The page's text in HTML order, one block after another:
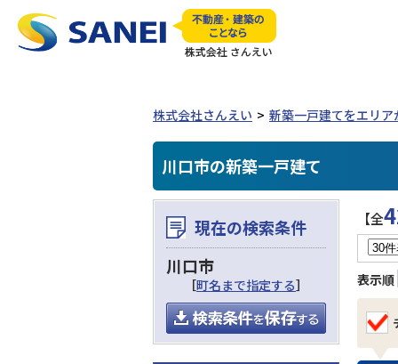
株式会社さんえい 新築一戸建てをエリア
川口市の新築一戸建て
【全
表示順
現在の検索条件
川口市
［町名まで指定する］